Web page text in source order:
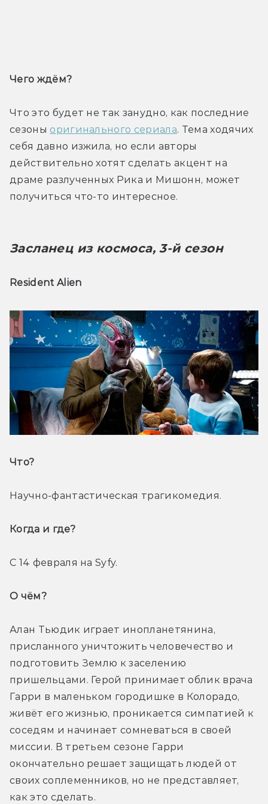
Чего ждём?
Что это будет не так занудно, как последние
сезоны оригинального сериала. Тема ходячих
себя давно изжила, но если авторы
действительно хотят сделать акцент на
драме разлученных Рика и Мишонн, может
получиться что-то интересное.
Засланец из космоса, 3-й сезон
Resident Alien
Что?
Научно-фантастическая трагикомедия.
Когда и где?
С 14 февраля на Syfy.
О чём?
Алан Тьюдик играет инопланетянина,
присланного уничтожить человечество и
подготовить Землю к заселению
пришельцами. Герой принимает облик врача
Гарри в маленьком городишке в Колорадо,
живёт его жизнью, проникается симпатией к
соседям и начинает сомневаться в своей
миссии. В третьем сезоне Гарри
окончательно решает защищать людей от
своих соплеменников, но не представляет,
как это сделать.